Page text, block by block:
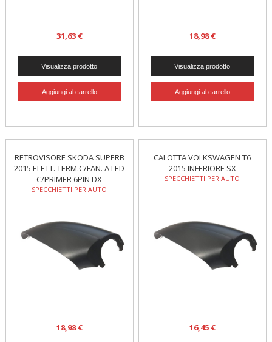
31,63 € 18,98 €
RETROVISORE SKODA SUPERB
2015 ELETT. TERM.C/FAN. A LED
C/PRIMER 6PIN DX
SPECCHIETTI PER AUTO
18,98 €
CALOTTA VOLKSWAGEN T6
2015 INFERIORE SX
SPECCHIETTI PER AUTO
16,45 €